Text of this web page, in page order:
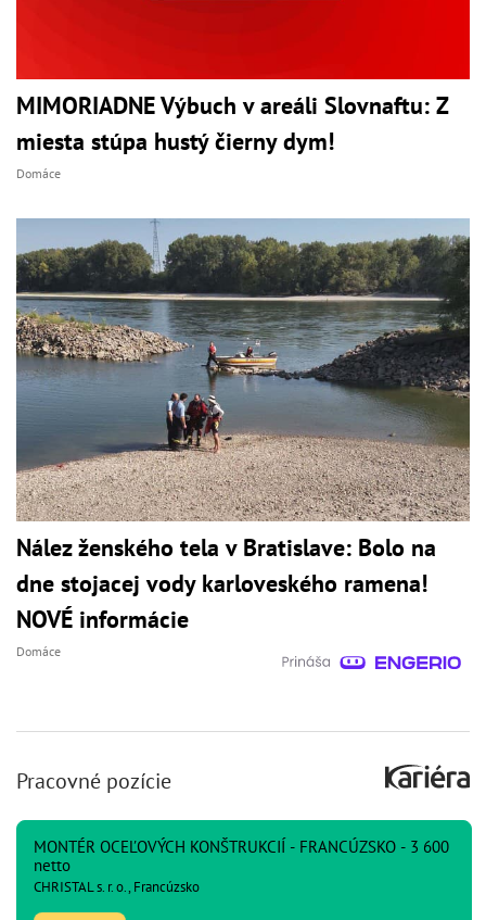
MIMORIADNE Výbuch v areáli Slovnaftu: Z
miesta stúpa hustý čierny dym!
Domáce
Nález ženského tela v Bratislave: Bolo na
dne stojacej vody karloveského ramena!
NOVÉ informácie
Domáce
Pracovné pozície
MONTÉR OCEĽOVÝCH KONŠTRUKCIÍ - FRANCÚZSKO - 3 600
netto
CHRISTAL s. r. o., Francúzsko